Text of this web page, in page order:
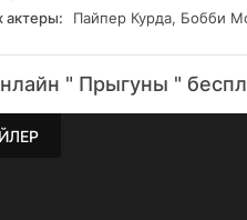
актеры:
Пайпер Курда, Бобби
" Прыгуны "